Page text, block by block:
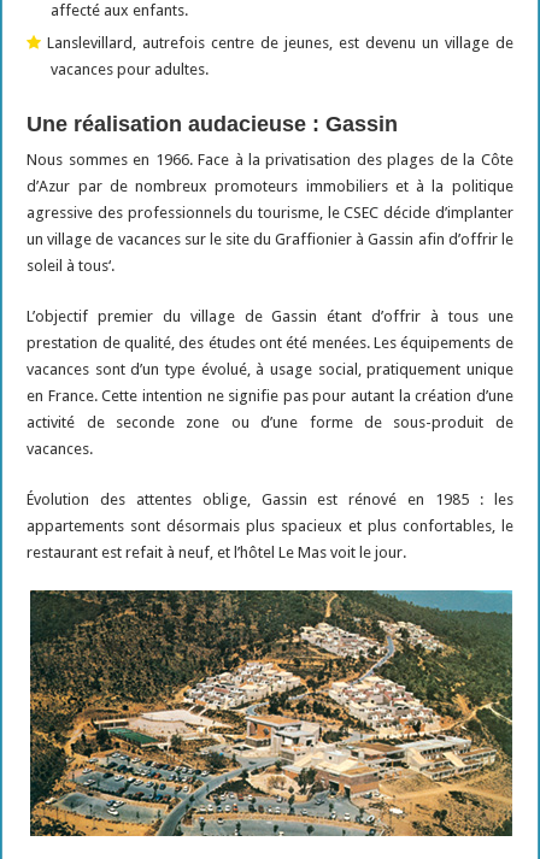
affecté aux enfants.
Lanslevillard, autrefois centre de jeunes, est devenu un village de
vacances pour adultes.
Une réalisation audacieuse : Gassin
Nous sommes en 1966. Face à la privatisation des plages de la Côte
d’Azur par de nombreux promoteurs immobiliers et à la politique
agressive des professionnels du tourisme, le CSEC décide d’implanter
un village de vacances sur le site du Graffionier à Gassin afin d’offrir le
soleil à tous‘.
L’objectif premier du village de Gassin étant d’offrir à tous une
prestation de qualité, des études ont été menées. Les équipements de
vacances sont d’un type évolué, à usage social, pratiquement unique
en France. Cette intention ne signifie pas pour autant la création d’une
activité de seconde zone ou d’une forme de sous-produit de
vacances.
Évolution des attentes oblige, Gassin est rénové en 1985 : les
appartements sont désormais plus spacieux et plus confortables, le
restaurant est refait à neuf, et l’hôtel Le Mas voit le jour.